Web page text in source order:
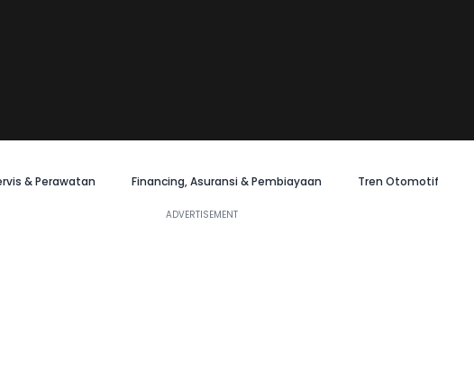
& Perawatan Financing, Asuransi & Pembiayaan Tren Otomotif